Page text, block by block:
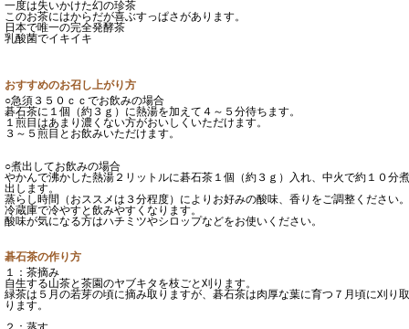
一度は失いかけた幻の珍茶
このお茶にはからだが喜ぶすっぱさがあります。
日本で唯一の完全発酵茶
乳酸菌でイキイキ
おすすめのお召し上がり方
○急須３５０ｃｃでお飲みの場合
碁石茶に１個（約３ｇ）に熱湯を加えて４～５分待ちます。
１煎目はあまり濃くない方がおいしくいただけます。
３～５煎目とお飲みいただけます。
○煮出してお飲みの場合
やかんで沸かした熱湯２リットルに碁石茶１個（約３ｇ）入れ、中火で約１０分煮
出します。
蒸らし時間（おススメは３分程度）によりお好みの酸味、香りをご調整ください。
冷蔵庫で冷やすと飲みやすくなります。
酸味が気になる方はハチミツやシロップなどをお使いください。
碁石茶の作り方
１：茶摘み
自生する山茶と茶園のヤブキタを枝ごと刈ります。
緑茶は５月の若芽の頃に摘み取りますが、碁石茶は肉厚な葉に育つ７月頃に刈り取
ります。